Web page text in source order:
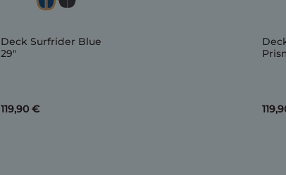
Deck Surfrider Blue
29"
119,90 €